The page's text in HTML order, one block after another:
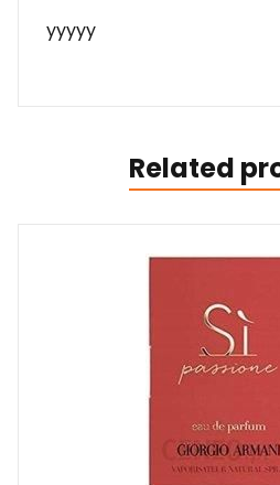
yyyyy
Related